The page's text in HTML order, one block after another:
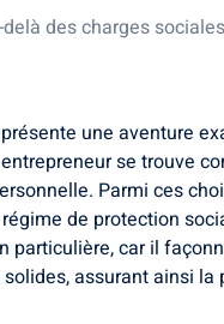
des charges sociales
une aventure
se trouve
Parmi ces
de protection
car il
assurant ainsi